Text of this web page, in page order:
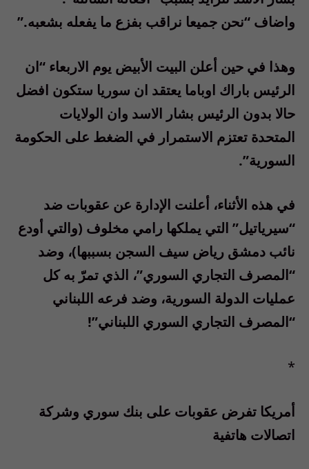
واضاف “نحن جميعا نراقب بفزع ما يفعله بشعبه.”
وهذا في حين أعلن البيت الأبيض يوم الاربعاء “ان
الرئيس باراك اوباما يعتقد ان سوريا ستكون افضل
حالا بدون الرئيس بشار الاسد وان الولايات
المتحدة تعتزم الاستمرار في الضغط على الحكومة
السورية”.
في هذه الأثناء، أعلنت الإدارة عن عقوبات ضد
“سيرياتيل” التي يملكها رامي مخلوف (والتي أودع
نائب دمشق رياض سيف السجن بسببها)، وضد
“المصرف التجاري السوري”، الذي تمرّ به كل
عمليات الدولة السورية، وضد فرعه اللبناني
“المصرف التجاري السوري اللبناني”!
*
أمريكا تفرض عقوبات على بنك سوري وشركة
اتصالات هاتفية